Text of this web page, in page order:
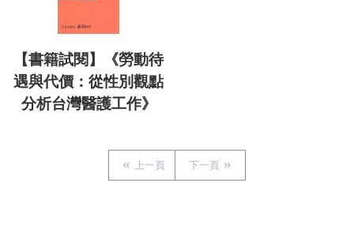
【書籍試閱】《勞動待
遇與代價：從性別觀點
分析台灣醫護工作》
上一頁 下一頁